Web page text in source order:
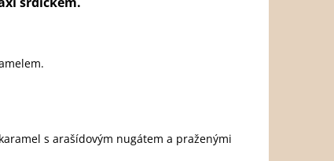
s arašídovým nugátem a praženými